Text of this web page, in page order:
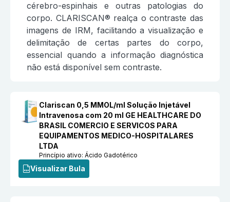
cérebro-espinhais e outras patologias do
corpo. CLARISCAN® realça o contraste das
imagens de IRM, facilitando a visualização e
delimitação de certas partes do corpo,
essencial quando a informação diagnóstica
não está disponível sem contraste.
Clariscan 0,5 MMOL/ml Solução Injetável
Intravenosa com 20 ml GE HEALTHCARE DO
BRASIL COMERCIO E SERVICOS PARA
EQUIPAMENTOS MEDICO-HOSPITALARES
LTDA
Princípio ativo:Ácido Gadotérico
Visualizar Bula